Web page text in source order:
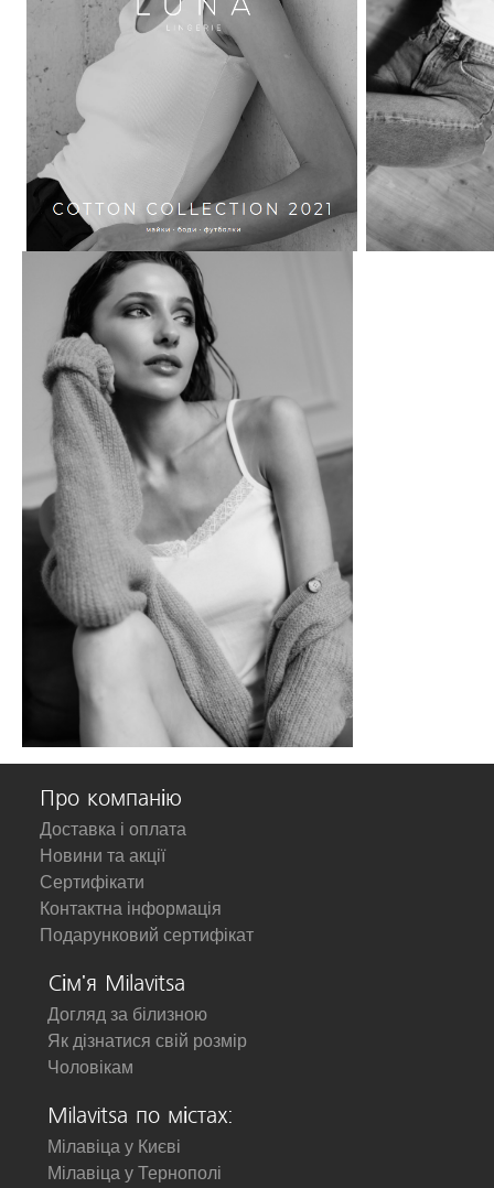
Про компанію
Доставка і оплата
Новини та акції
Сертифікати
Контактна інформація
Подарунковий сертифікат
Сім'я Milavitsa
Догляд за білизною
Як дізнатися свій розмір
Чоловікам
Milavitsa по містах:
Мілавіца у Києві
Мілавіца у Тернополі